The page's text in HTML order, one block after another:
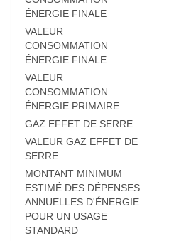
ÉNERGIE FINALE
VALEUR
CONSOMMATION
ÉNERGIE FINALE
VALEUR
CONSOMMATION
ÉNERGIE PRIMAIRE
GAZ EFFET DE SERRE
VALEUR GAZ EFFET DE
SERRE
MONTANT MINIMUM
ESTIMÉ DES DÉPENSES
ANNUELLES D'ÉNERGIE
POUR UN USAGE
STANDARD